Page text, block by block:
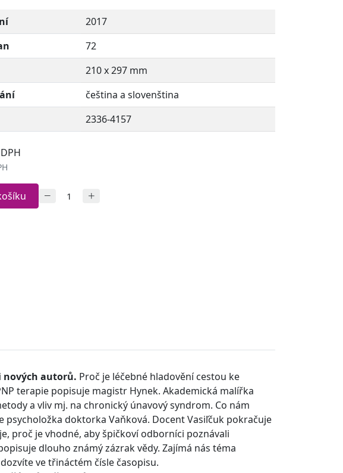
2017
72
210 x 297 mm
čeština a slovenština
2336-4157
nových autorů. Proč je léčebné hladovění cestou ke
terapie popisuje magistr Hynek. Akademická malířka
a vliv mj. na chronický únavový syndrom. Co nám
doktorka Vaňková. Docent Vasiľčuk pokračuje
proč je vhodné, aby špičkoví odborníci poznávali
dlouho známý zázrak vědy. Zajímá nás téma
ve třináctém čísle časopisu.